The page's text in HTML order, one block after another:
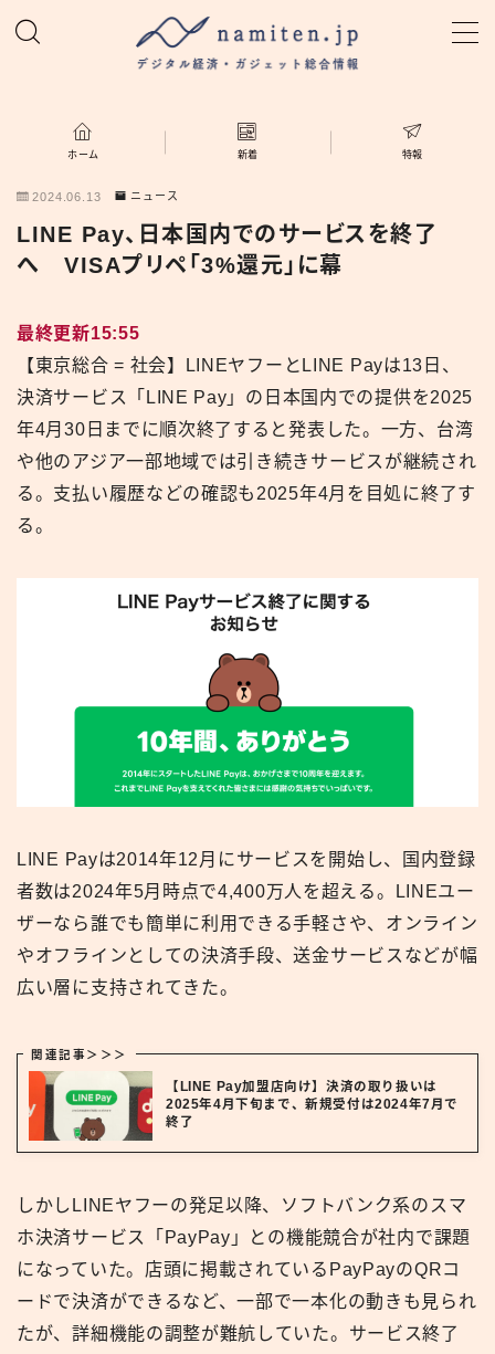
ホーム
新着
namiten.jp
ホーム 新着 特報
2024.06.13 ニュース
LINE Pay、日本国内でのサービスを終了
へ VISAプリペ「3%還元」に幕
最終更新15:55
【東京総合 = 社会】LINEヤフーとLINE Payは13日、
決済サービス「LINE Pay」の日本国内での提供を2025
年4月30日までに順次終了すると発表した。一方、台湾
や他のアジア一部地域では引き続きサービスが継続され
る。支払い履歴などの確認も2025年4月を目処に終了す
る。
LINE Payは2014年12月にサービスを開始し、国内登録
者数は2024年5月時点で4,400万人を超える。LINEユー
ザーなら誰でも簡単に利用できる手軽さや、オンライン
やオフラインとしての決済手段、送金サービスなどが幅
広い層に支持されてきた。
関連記事＞＞＞
【LINE Pay加盟店向け】決済の取り扱いは
2025年4月下旬まで、新規受付は2024年7月で
終了
しかしLINEヤフーの発足以降、ソフトバンク系のスマ
ホ決済サービス「PayPay」との機能競合が社内で課題
になっていた。店頭に掲載されているPayPayのQRコ
ードで決済ができるなど、一部で一本化の動きも見られ
たが、詳細機能の調整が難航していた。サービス終了